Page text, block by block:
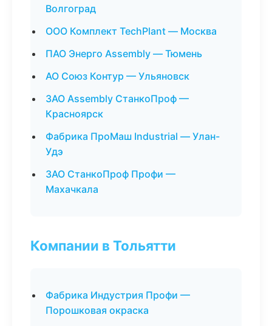
Волгоград
ООО Комплект TechPlant — Москва
ПАО Энерго Assembly — Тюмень
АО Союз Контур — Ульяновск
ЗАО Assembly СтанкоПроф —
Красноярск
Фабрика ПроМаш Industrial — Улан-
Удэ
ЗАО СтанкоПроф Профи —
Махачкала
Компании в Тольятти
Фабрика Индустрия Профи —
Порошковая окраска